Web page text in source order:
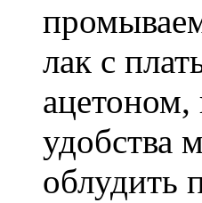
лак с
ацетоном,
удобства
облудить